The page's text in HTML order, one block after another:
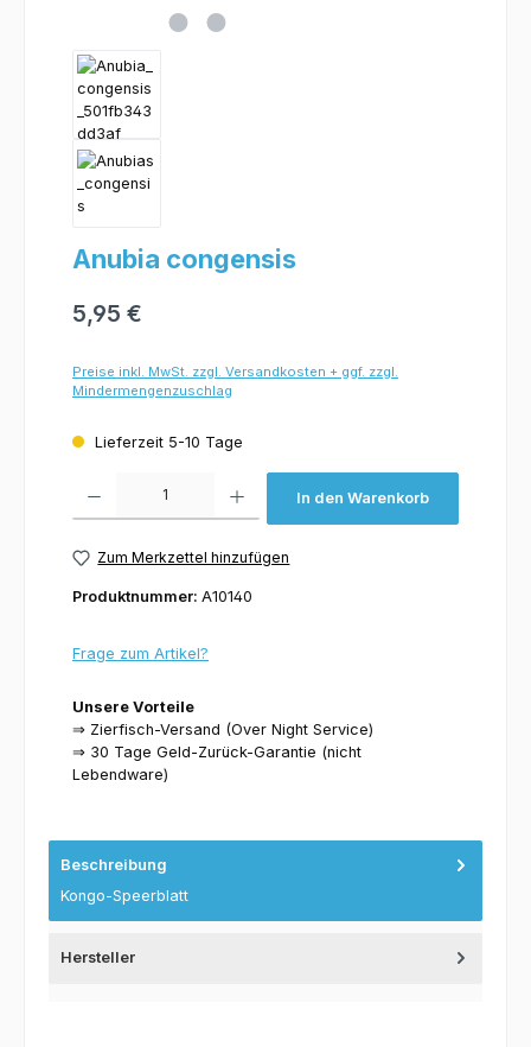
Anubia congensis
5,95 €
Preise inkl. MwSt. zzgl. Versandkosten + ggf. zzgl.
Mindermengenzuschlag
Lieferzeit 5-10 Tage
In den Warenkorb
Zum Merkzettel hinzufügen
Produktnummer: A10140
Frage zum Artikel?
Unsere Vorteile
⇒ Zierfisch-Versand (Over Night Service)
⇒ 30 Tage Geld-Zurück-Garantie (nicht
Lebendware)
Beschreibung
Kongo-Speerblatt
Hersteller